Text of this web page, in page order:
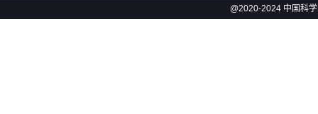
@2020-2024 中国科